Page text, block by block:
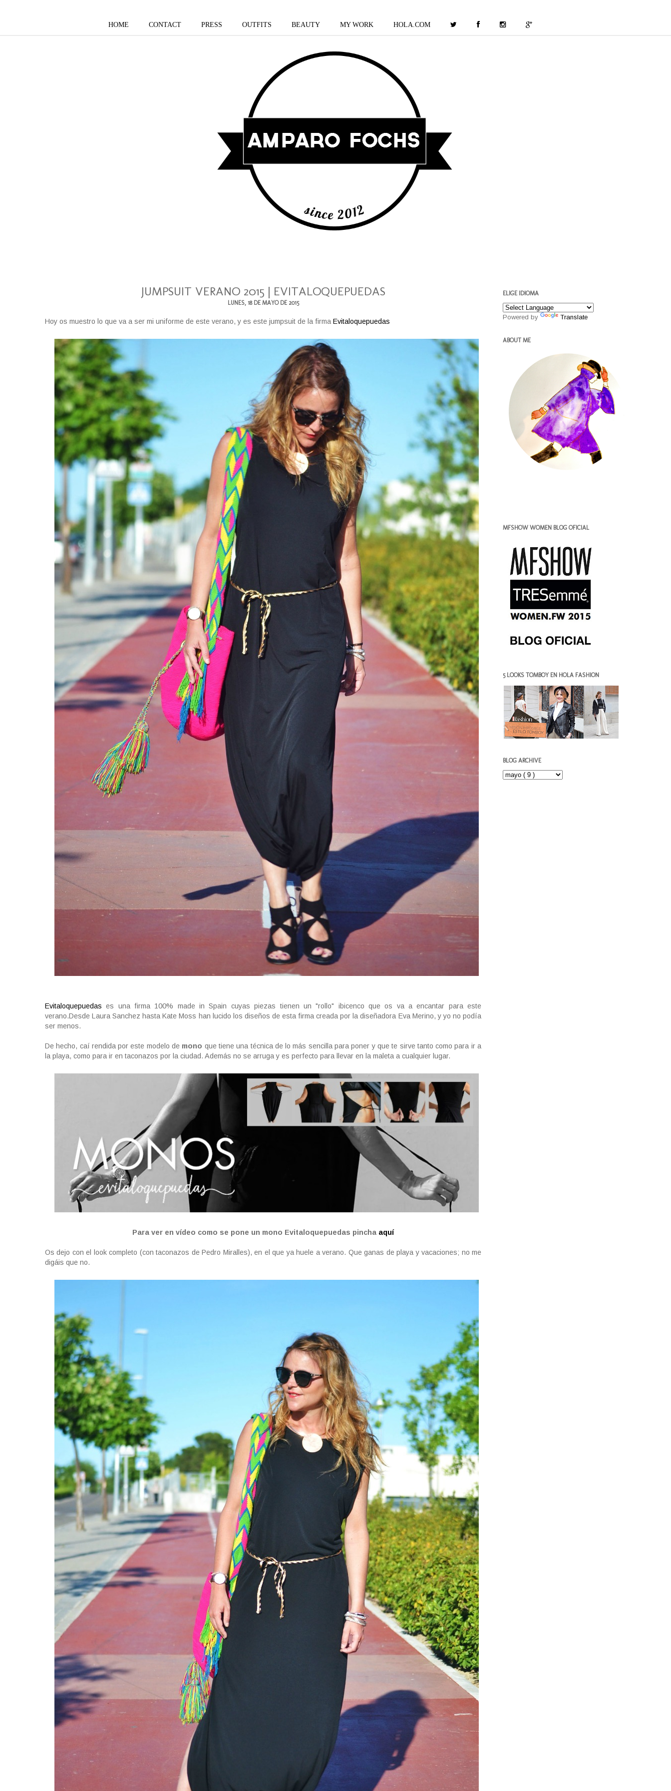
HOME CONTACT PRESS OUTFITS BEAUTY MY WORK HOLA.COM
JUMPSUIT VERANO 2015 | EVITALOQUEPUEDAS
LUNES, 18 DE MAYO DE 2015
Hoy os muestro lo que va a ser mi uniforme de este verano, y es este jumpsuit de la firma Evitaloquepuedas
Evitaloquepuedas es una firma 100% made in Spain cuyas piezas tienen un "rollo" ibicenco que os va a encantar para este
verano.Desde Laura Sanchez hasta Kate Moss han lucido los diseños de esta firma creada por la diseñadora Eva Merino, y yo no podía
ser menos.
De hecho, caí rendida por este modelo de mono que tiene una técnica de lo más sencilla para poner y que te sirve tanto como para ir a
la playa, como para ir en taconazos por la ciudad. Además no se arruga y es perfecto para llevar en la maleta a cualquier lugar.
Para ver en vídeo como se pone un mono Evitaloquepuedas pincha aquí
Os dejo con el look completo (con taconazos de Pedro Miralles), en el que ya huele a verano. Que ganas de playa y vacaciones; no me
digáis que no.
ELIGE IDIOMA
Powered by Translate
ABOUT ME
MFSHOW WOMEN BLOG OFICIAL
5 LOOKS TOMBOY EN HOLA FASHION
BLOG ARCHIVE